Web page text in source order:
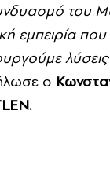
του
που
ο